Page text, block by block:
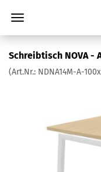
Schreibtisch NOVA -
(Art.Nr.: NDNA14M-A-